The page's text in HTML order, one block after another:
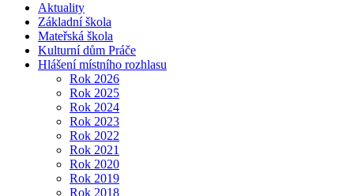
Aktuality
Základní škola
Mateřská škola
Kulturní dům Práče
Hlášení místního rozhlasu
Rok 2026
Rok 2025
Rok 2024
Rok 2023
Rok 2022
Rok 2021
Rok 2020
Rok 2019
Rok 2018